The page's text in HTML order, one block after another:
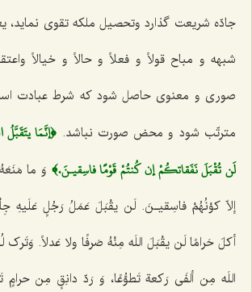
جادّه شریعت گذارد وتحصیل ملكه تقوی نماید،
شبهه و مباح قولاً و فعلاً و حالاً و خیالاً
صوری و معنوی حاصل شود كه شرط عبادت
مترتّب شود و محض صورت نباشد. ﴿إنَّمَا
لَن تُقْبَلَ نَفَقاتكُمْ إن كُنتُمْ قَوْمًا فاسِقيـنَ.﴾ وَ ما
إلاّ کوْنُهُمْ فاسِقیـنَ. لَن یقْبَلَ عَمَلُ رَجُلٍ عَلَیهِ
أکلَ حَرامًا لَن یقْبَلَ اللَه مِنْهُ صَرفًا ولا عَدلاً. وَتَرک
اللَه مِن ألفَی رَکعة تَطوُّعًا، وَ رَدّ دانِقٍ مِن